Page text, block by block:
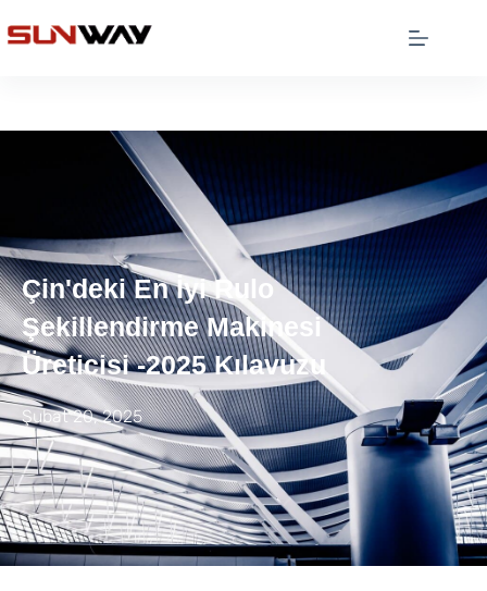
Çin'deki En İyi Rulo
Şekillendirme Makinesi
Üreticisi -2025 Kılavuzu
Şubat 20, 2025